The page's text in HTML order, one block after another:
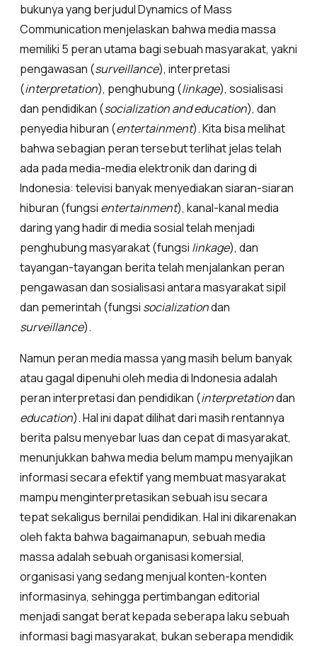
bukunya yang berjudul Dynamics of Mass
Communication menjelaskan bahwa media massa
memiliki 5 peran utama bagi sebuah masyarakat, yakni
pengawasan (surveillance), interpretasi
(interpretation), penghubung (linkage), sosialisasi
dan pendidikan (socialization and education), dan
penyedia hiburan (entertainment). Kita bisa melihat
bahwa sebagian peran tersebut terlihat jelas telah
ada pada media-media elektronik dan daring di
Indonesia: televisi banyak menyediakan siaran-siaran
hiburan (fungsi entertainment), kanal-kanal media
daring yang hadir di media sosial telah menjadi
penghubung masyarakat (fungsi linkage), dan
tayangan-tayangan berita telah menjalankan peran
pengawasan dan sosialisasi antara masyarakat sipil
dan pemerintah (fungsi socializationdan
surveillance).
Namun peran media massa yang masih belum banyak
atau gagal dipenuhi oleh media di Indonesia adalah
peran interpretasi dan pendidikan (interpretationdan
education). Hal ini dapat dilihat dari masih rentannya
berita palsu menyebar luas dan cepat di masyarakat,
menunjukkan bahwa media belum mampu menyajikan
informasi secara efektif yang membuat masyarakat
mampu menginterpretasikan sebuah isu secara
tepat sekaligus bernilai pendidikan. Hal ini dikarenakan
oleh fakta bahwa bagaimanapun, sebuah media
massa adalah sebuah organisasi komersial,
organisasi yang sedang menjual konten-konten
informasinya, sehingga pertimbangan editorial
menjadi sangat berat kepada seberapa laku sebuah
informasi bagi masyarakat, bukan seberapa mendidik